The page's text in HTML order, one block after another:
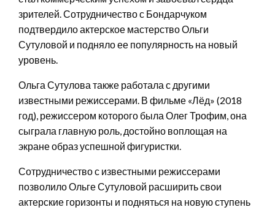
зрителей. Сотрудничество с Бондарчуком
подтвердило актерское мастерство Ольги
Сутуловой и подняло ее популярность на новый
уровень.
Ольга Сутулова также работала с другими
известными режиссерами. В фильме «Лёд» (2018
год), режиссером которого была Олег Трофим, она
сыграла главную роль, достойно воплощая на
экране образ успешной фигуристки.
Сотрудничество с известными режиссерами
позволило Ольге Сутуловой расширить свои
актерские горизонты и подняться на новую ступень